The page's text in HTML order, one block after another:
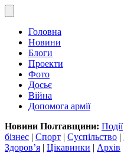
Головна
Новини
Блоги
Проекти
Фото
Досьє
Війна
Допомога армії
Новини Полтавщини: Події
бізнес | Спорт | Суспільство |
Здоров’я | Цікавинки | Архів